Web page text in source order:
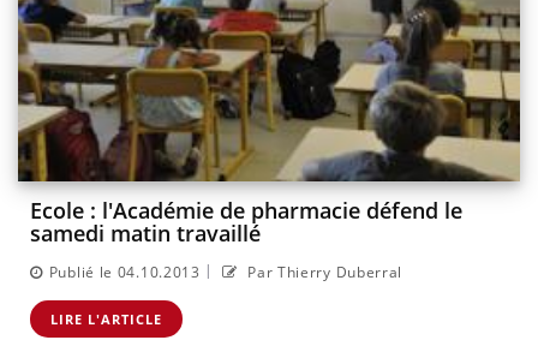
Ecole : l'Académie de pharmacie défend le
samedi matin travaillé
Publié le 04.10.2013 | Par Thierry Duberral
LIRE L'ARTICLE